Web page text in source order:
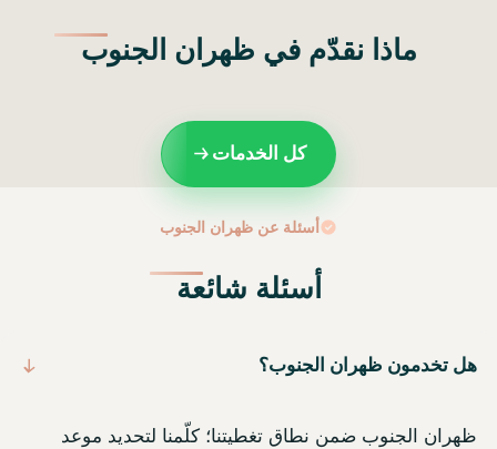
ماذا نقدّم في ظهران الجنوب
كل الخدمات
أسئلة عن ظهران الجنوب
أسئلة شائعة
هل تخدمون ظهران الجنوب؟
ظهران الجنوب ضمن نطاق تغطيتنا؛ كلّمنا لتحديد موعد